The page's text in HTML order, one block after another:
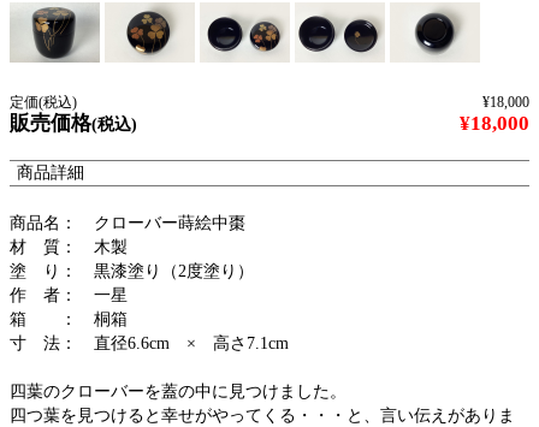
定価(税込) ¥18,000
販売価格(税込) ¥18,000
商品詳細
商品名： クローバー蒔絵中棗
材 質： 木製
塗 り： 黒漆塗り（2度塗り）
作 者： 一星
箱 ： 桐箱
寸 法： 直径6.6cm × 高さ7.1cm
四葉のクローバーを蓋の中に見つけました。
四つ葉を見つけると幸せがやってくる・・・と、言い伝えがありま